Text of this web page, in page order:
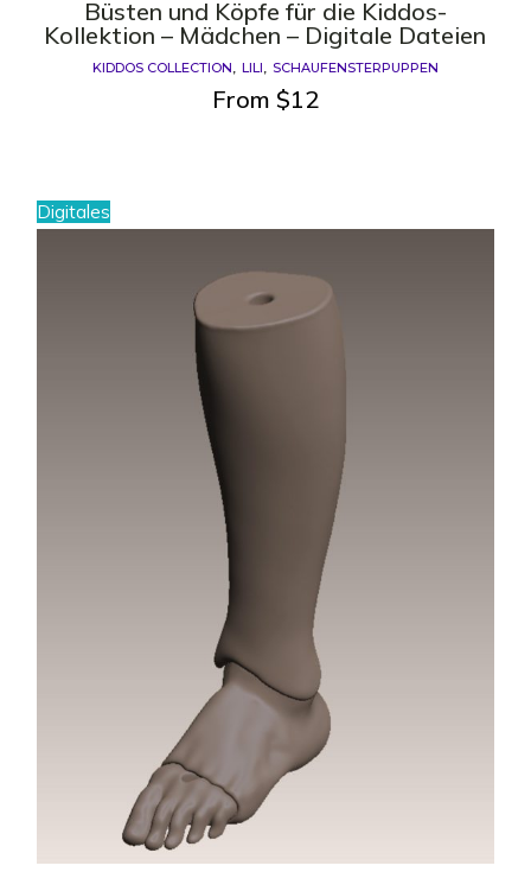
Büsten und Köpfe für die Kiddos-
Kollektion – Mädchen – Digitale Dateien
KIDDOS COLLECTION LILI SCHAUFENSTERPUPPEN
From $12
Digitales